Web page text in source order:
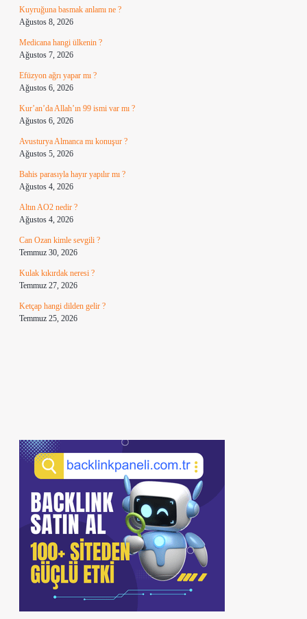
Kuyruğuna basmak anlamı ne ?
Ağustos 8, 2026
Medicana hangi ülkenin ?
Ağustos 7, 2026
Efüzyon ağrı yapar mı ?
Ağustos 6, 2026
Kur’an’da Allah’ın 99 ismi var mı ?
Ağustos 6, 2026
Avusturya Almanca mı konuşur ?
Ağustos 5, 2026
Bahis parasıyla hayır yapılır mı ?
Ağustos 4, 2026
Altın AO2 nedir ?
Ağustos 4, 2026
Can Ozan kimle sevgili ?
Temmuz 30, 2026
Kulak kıkırdak neresi ?
Temmuz 27, 2026
Ketçap hangi dilden gelir ?
Temmuz 25, 2026